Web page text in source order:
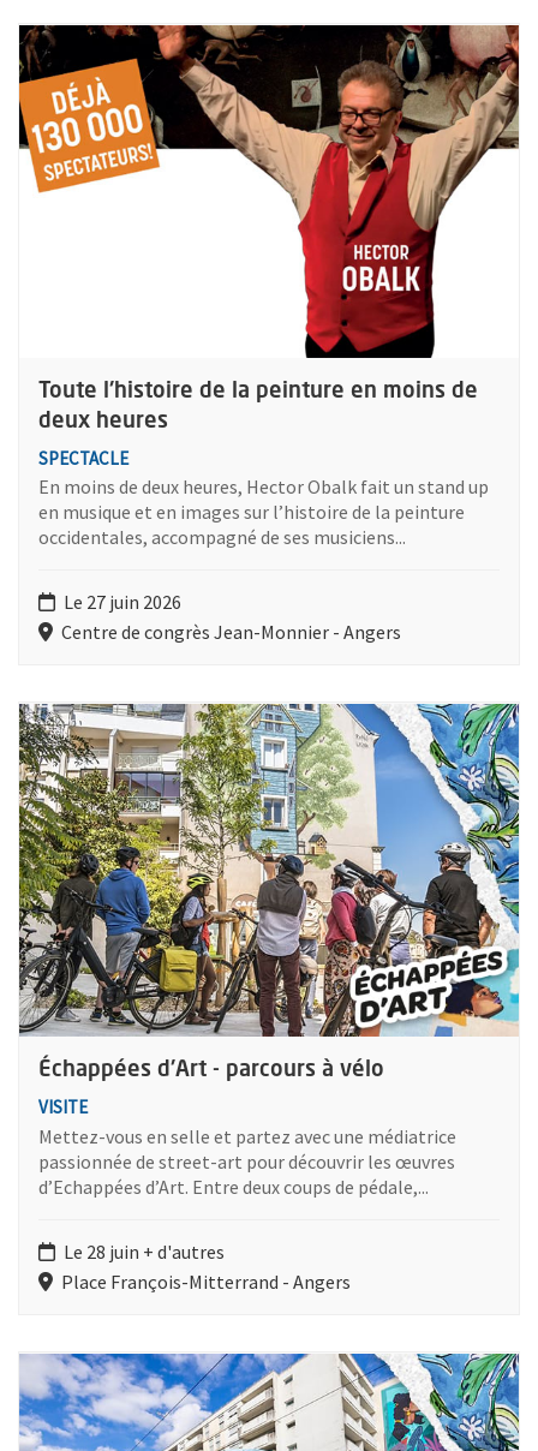
Toute l'histoire de la peinture en moins de
deux heures
SPECTACLE
En moins de deux heures, Hector Obalk fait un stand up
en musique et en images sur l’histoire de la peinture
occidentales, accompagné de ses musiciens...
Le 27 juin 2026
Centre de congrès Jean-Monnier - Angers
Plus d'information sur l'évènement : Toute l'histoire de la
Échappées d'Art - parcours à vélo
VISITE
Mettez-vous en selle et partez avec une médiatrice
passionnée de street-art pour découvrir les œuvres
d’Echappées d’Art. Entre deux coups de pédale,...
Le 28 juin + d'autres
Place François-Mitterrand - Angers
Plus d'information sur l'évènement : Échappées d'Art -
Plus d'information sur l'évènement : Échappées d'Art -